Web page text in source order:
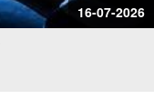
16-07-2026